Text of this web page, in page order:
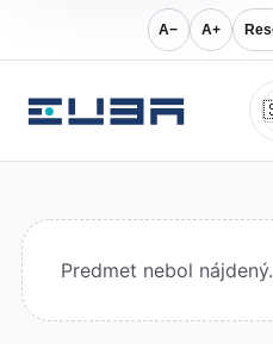
A− A+
Predmet nebol nájdený.